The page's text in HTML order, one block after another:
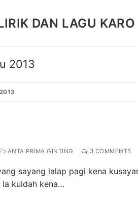
DAN LAGU KARO
2013
ANTA PRIMA GINTING 3 COMMENTS
sayang lalap pagi kena
la kuidah kena…